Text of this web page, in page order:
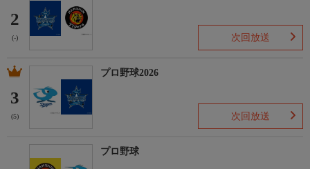
2
(-) 次回放送
3
(5)
プロ野球2026
次回放送
プロ野球